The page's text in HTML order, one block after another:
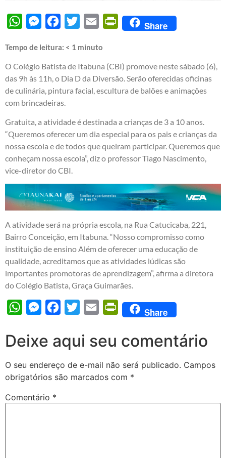
WhatsAppMessengerFacebook
Twitter Email PrintFriendly
Share
Tempo de leitura: < 1 minuto
O Colégio Batista de Itabuna (CBI) promove neste sábado (6),
das 9h às 11h, o Dia D da Diversão. Serão oferecidas oficinas
de culinária, pintura facial, escultura de balões e animações
com brincadeiras.
Gratuita, a atividade é destinada a crianças de 3 a 10 anos.
“Queremos oferecer um dia especial para os pais e crianças da
nossa escola e de todos que queiram participar. Queremos que
conheçam nossa escola”, diz o professor Tiago Nascimento,
vice-diretor do CBI.
A atividade será na própria escola, na Rua Catucicaba, 221,
Bairro Conceição, em Itabuna. “Nosso compromisso como
instituição de ensino Além de oferecer uma educação de
qualidade, acreditamos que as atividades lúdicas são
importantes promotoras de aprendizagem”, afirma a diretora
do Colégio Batista, Graça Guimarães.
WhatsAppMessengerFacebook
Twitter Email PrintFriendly
Share
Deixe aqui seu comentário
O seu endereço de e-mail não será publicado. Campos
obrigatórios são marcados com *
Comentário *